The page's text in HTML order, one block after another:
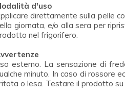
d'uso
direttamente sulla pelle
giornata, e/o alla sera per
nel frigorifero.
esterno. La sensazione di
minuto. In caso di rossore
o lesa. Testare il prodotto su